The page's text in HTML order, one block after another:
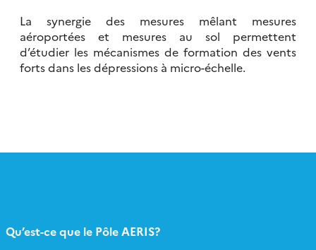
La synergie des mesures mêlant mesures
aéroportées et mesures au sol permettent
d’étudier les mécanismes de formation des vents
forts dans les dépressions à micro-échelle.
Qu’est-ce que le Pôle AERIS?